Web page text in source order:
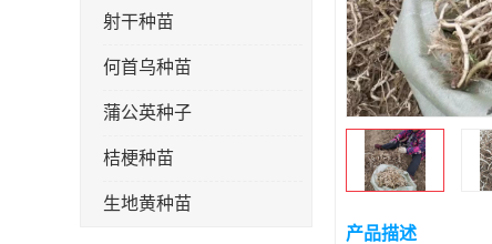
射干种苗
何首乌种苗
蒲公英种子
桔梗种苗
生地黄种苗
产品描述